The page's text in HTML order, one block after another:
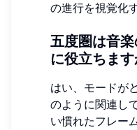
の進行を視覚化
五度圏は音
に役立ちます
はい、モードが
のように関連し
い慣れたフレー